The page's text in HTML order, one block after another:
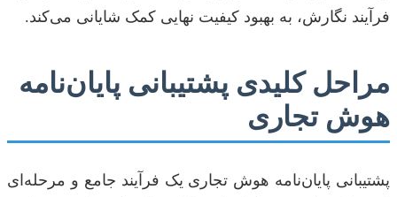
فرآیند نگارش، به بهبود کیفیت نهایی کمک شایانی می‌کند.
مراحل کلیدی پشتیبانی پایان‌نامه
هوش تجاری
پشتیبانی پایان‌نامه هوش تجاری یک فرآیند جامع و مرحله‌ای